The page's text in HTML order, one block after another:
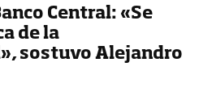
Central: «Se
de la
sostuvo Alejandro